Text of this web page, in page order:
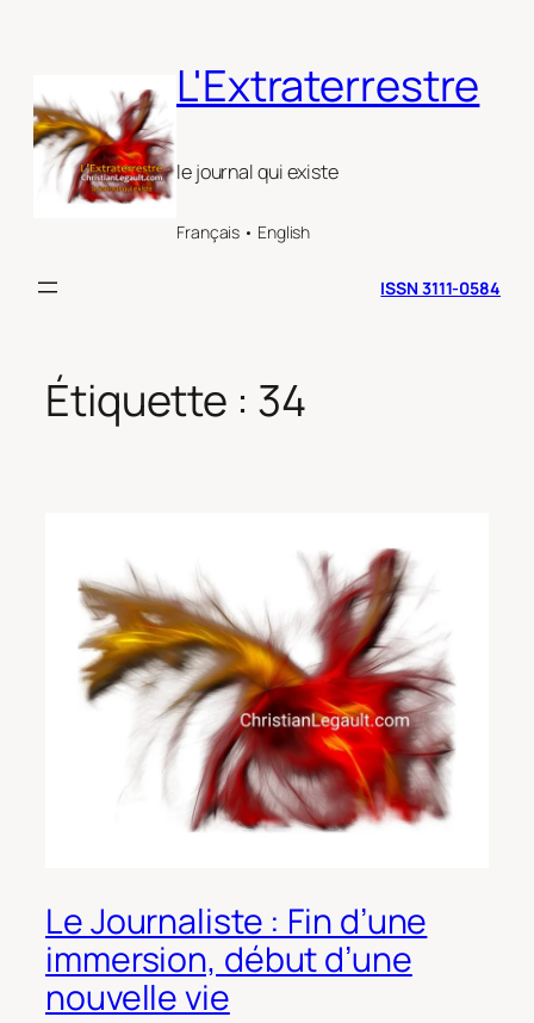
L'Extraterrestre
le journal qui existe
Français • English
ISSN 3111-0584
Étiquette : 34
Le Journaliste : Fin d’une
immersion, début d’une
nouvelle vie